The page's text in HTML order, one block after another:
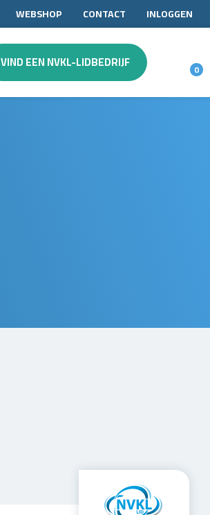
WEBSHOP CONTACT INLOGGEN
VIND EEN NVKL-LIDBEDRIJF 0